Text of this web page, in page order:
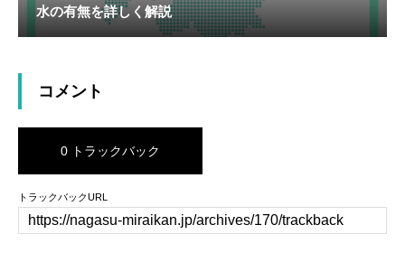
水の有無を詳しく解説
コメント
0 トラックバック
トラックバックURL